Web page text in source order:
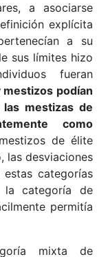
a asociarse
explícita
a su
sus límites hizo
fueran
mestizos podían
mestizas de
como
de élite
las desviaciones
categorías
la categoría de
permitía
mixta de